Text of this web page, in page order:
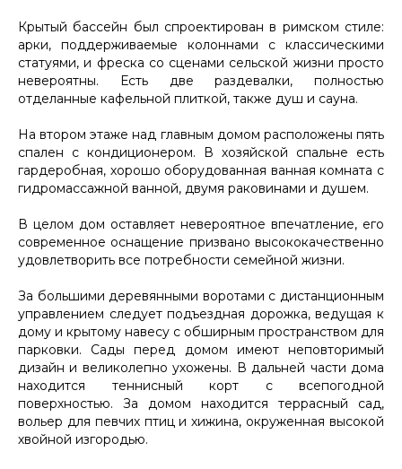
Крытый бассейн был спроектирован в римском стиле:
арки, поддерживаемые колоннами с классическими
статуями, и фреска со сценами сельской жизни просто
невероятны. Есть две раздевалки, полностью
отделанные кафельной плиткой, также душ и сауна.
На втором этаже над главным домом расположены пять
спален с кондиционером. В хозяйской спальне есть
гардеробная, хорошо оборудованная ванная комната с
гидромассажной ванной, двумя раковинами и душем.
В целом дом оставляет невероятное впечатление, его
современное оснащение призвано высококачественно
удовлетворить все потребности семейной жизни.
За большими деревянными воротами с дистанционным
управлением следует подъездная дорожка, ведущая к
дому и крытому навесу с обширным пространством для
парковки. Сады перед домом имеют неповторимый
дизайн и великолепно ухожены. В дальней части дома
находится теннисный корт с всепогодной
поверхностью. За домом находится террасный сад,
вольер для певчих птиц и хижина, окруженная высокой
хвойной изгородью.